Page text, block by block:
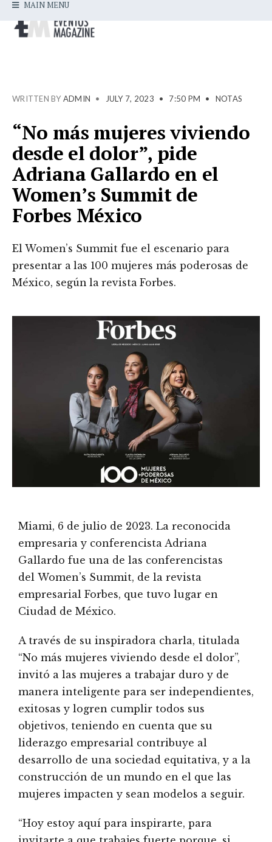
MAIN MENU
WRITTEN BY ADMIN • JULY 7, 2023 • 7:50 PM • NOTAS
“No más mujeres viviendo
desde el dolor”, pide
Adriana Gallardo en el
Women’s Summit de
Forbes México
El Women’s Summit fue el escenario para
presentar a las 100 mujeres más poderosas de
México, según la revista Forbes.
Miami, 6 de julio de 2023. La reconocida
empresaria y conferencista Adriana
Gallardo fue una de las conferencistas
del Women’s Summit, de la revista
empresarial Forbes, que tuvo lugar en
Ciudad de México.
A través de su inspiradora charla, titulada
“No más mujeres viviendo desde el dolor”,
invitó a las mujeres a trabajar duro y de
manera inteligente para ser independientes,
exitosas y logren cumplir todos sus
objetivos, teniendo en cuenta que su
liderazgo empresarial contribuye al
desarrollo de una sociedad equitativa, y a la
construcción de un mundo en el que las
mujeres impacten y sean modelos a seguir.
“Hoy estoy aquí para inspirarte, para